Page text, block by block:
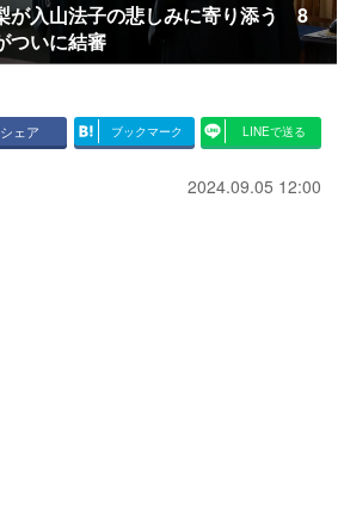
が入山法子の悲しみに寄り添う 8
ついに結審
シェア ブックマーク LINEで送る
2024.09.05 12:00